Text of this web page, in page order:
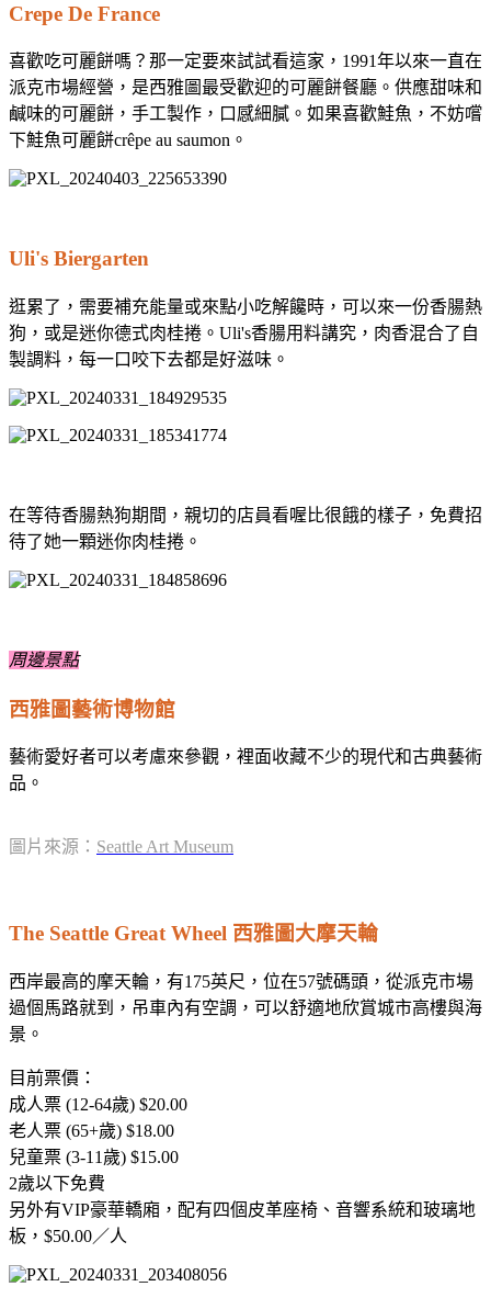
Crepe De France
喜歡吃可麗餅嗎？那一定要來試試看這家，1991年以來一直在
派克市場經營，是西雅圖最受歡迎的可麗餅餐廳。供應甜味和
鹹味的可麗餅，手工製作，口感細膩。如果喜歡鮭魚，不妨嚐
下鮭魚可麗餅crêpe au saumon。
Uli's Biergarten
逛累了，需要補充能量或來點小吃解饞時，可以來一份香腸熱
狗，或是迷你德式肉桂捲。Uli's香腸用料講究，肉香混合了自
製調料，每一口咬下去都是好滋味。
在等待香腸熱狗期間，親切的店員看喔比很餓的樣子，免費招
待了她一顆迷你肉桂捲。
周邊景點
西雅圖藝術博物館
藝術愛好者可以考慮來參觀，裡面收藏不少的現代和古典藝術
品。
圖片來源： Seattle Art Museum
The Seattle Great Wheel 西雅圖大摩天輪
西岸最高的摩天輪，有175英尺，位在57號碼頭，從派克市場
過個馬路就到，吊車內有空調，可以舒適地欣賞城市高樓與海
景。
目前票價：
成人票 (12-64歲) $20.00
老人票 (65+歲) $18.00
兒童票 (3-11歲) $15.00
2歲以下免費
另外有VIP豪華轎廂，配有四個皮革座椅、音響系統和玻璃地
板，$50.00／人